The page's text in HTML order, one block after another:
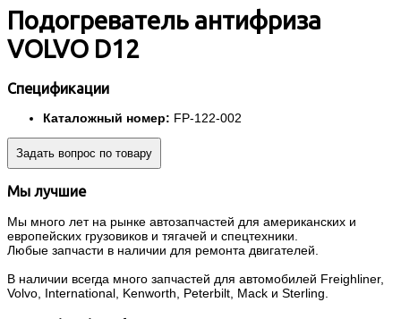
Подогреватель антифриза
VOLVO D12
Спецификации
Каталожный номер: FP-122-002
Задать вопрос по товару
Мы лучшие
Мы много лет на рынке автозапчастей для американских и
европейских грузовиков и тягачей и спецтехники.
Любые запчасти в наличии для ремонта двигателей.
В наличии всегда много запчастей для автомобилей Freighliner,
Volvo, International, Kenworth, Peterbilt, Mack и Sterling.